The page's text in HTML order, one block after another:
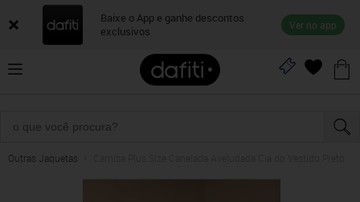
Baixe o App e ganhe descontos
exclusivos
Ver no app
Outras Jaquetas